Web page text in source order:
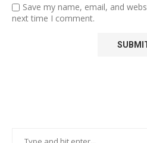
Save my name, email, and
next time I comment.